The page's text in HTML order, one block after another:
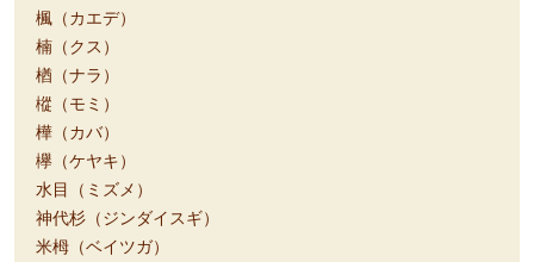
楓（カエデ）
楠（クス）
楢（ナラ）
樅（モミ）
樺（カバ）
欅（ケヤキ）
水目（ミズメ）
神代杉（ジンダイスギ）
米栂（ベイツガ）